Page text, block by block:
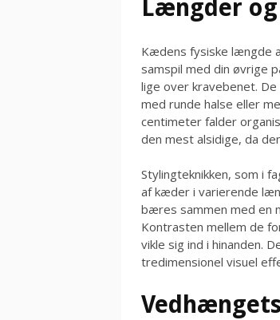
Længder
Kædens fysiske længde
samspil med din øvrige
lige over kravebenet.
med runde halse eller
centimeter falder
den mest alsidige, da
Stylingteknikken, som i
af kæder i varierende
bæres sammen med en
Kontrasten mellem de
vikle sig ind i hinanden.
tredimensionel visuel